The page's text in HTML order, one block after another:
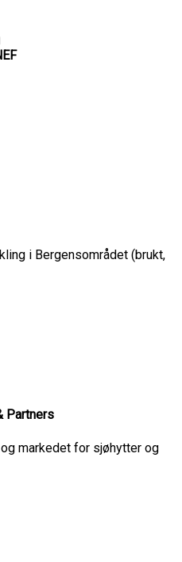
i Bergensområdet (brukt,
Partners
markedet for sjøhytter og